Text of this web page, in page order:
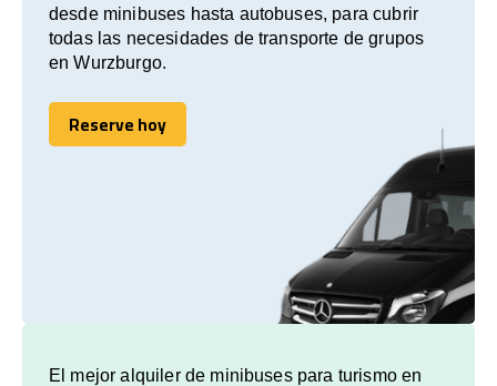
desde minibuses hasta autobuses, para cubrir
todas las necesidades de transporte de grupos
en Wurzburgo.
Reserve hoy
Reserve hoy
El mejor alquiler de minibuses para turismo en